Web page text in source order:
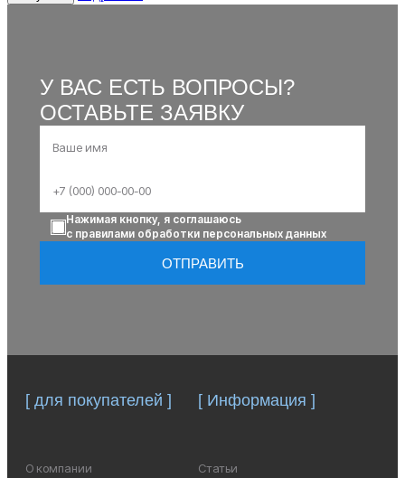
У ВАС ЕСТЬ ВОПРОСЫ?
ОСТАВЬТЕ ЗАЯВКУ
Нажимая кнопку, я соглашаюсь
с правилами обработки персональных данных
ОТПРАВИТЬ
[ для покупателей ]
О компании
[ Информация ]
Статьи